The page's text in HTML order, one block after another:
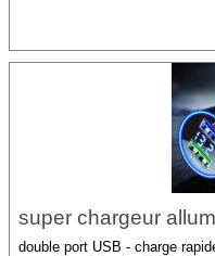
super chargeur
double port USB - charge